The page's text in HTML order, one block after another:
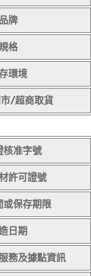
品牌
格
環境
/超商取貨
核准字號
許可證號
或保存期限
日期
務及據點資訊